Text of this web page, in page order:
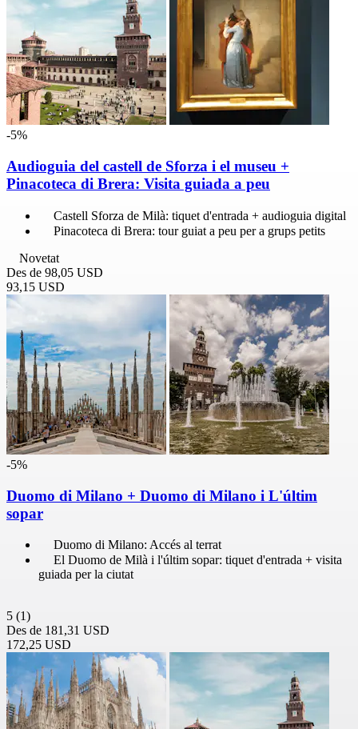
-5%
Audioguia del castell de Sforza i el museu +
Pinacoteca di Brera: Visita guiada a peu
Castell Sforza de Milà: tiquet d'entrada + audioguia digital
Pinacoteca di Brera: tour guiat a peu per a grups petits
Novetat
Des de 98,05 USD
93,15 USD
-5%
Duomo di Milano + Duomo di Milano i L'últim
sopar
Duomo di Milano: Accés al terrat
El Duomo de Milà i l'últim sopar: tiquet d'entrada + visita
guiada per la ciutat
5 (1)
Des de 181,31 USD
172,25 USD